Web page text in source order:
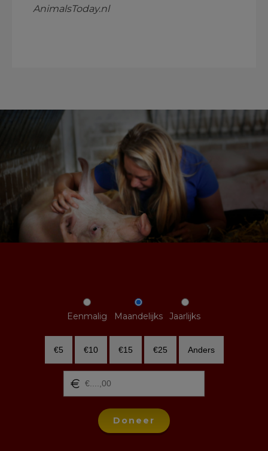
AnimalsToday.nl
Eenmalig Maandelijks Jaarlijks
€5 €10 €15 €25 Anders
Doneer